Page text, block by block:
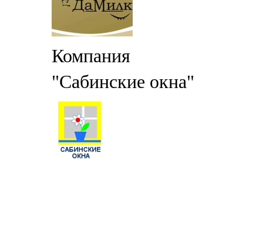
Компания
"Сабинские окна"